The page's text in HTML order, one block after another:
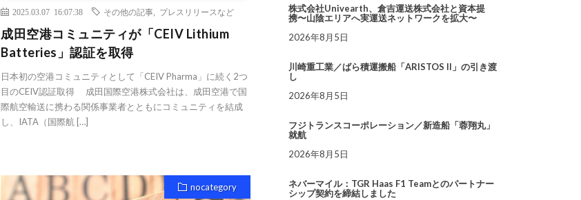
2025.03.07 16:07:38 その他の記事 プレスリリースなど
成田空港コミュニティが「CEIV Lithium
Batteries」認証を取得
日本初の空港コミュニティとして「CEIV Pharma」に続く2つ
目のCEIV認証取得 成田国際空港株式会社は、成田空港で国
際航空輸送に携わる関係事業者とともにコミュニティを結成
し、IATA（国際航 […]
nocategory
株式会社Univearth、倉吉運送株式会社と資本提
携〜山陰エリアへ実運送ネットワークを拡大〜
2026年8月5日
川崎重工業／ばら積運搬船「ARISTOS II」の引き渡
し
2026年8月5日
フジトランスコーポレーション／新造船「蓉翔丸」
就航
2026年8月5日
ネバーマイル：TGR Haas F1 Teamとのパートナー
シップ契約を締結しました